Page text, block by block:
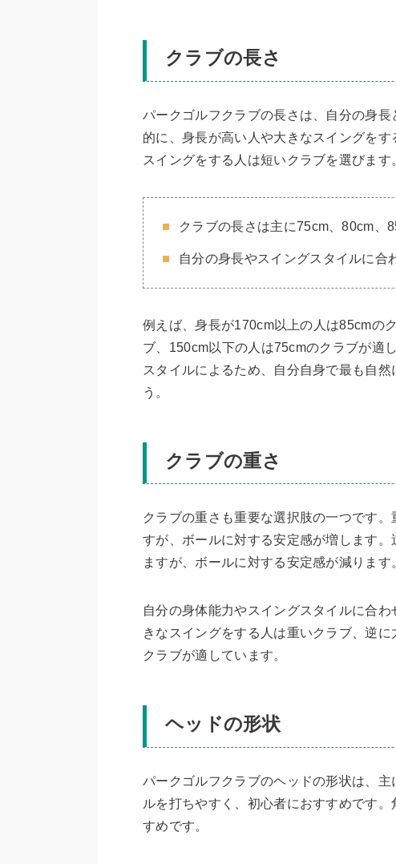
クラブの長さ
パークゴルフクラブの長さは、自分の身
的に、身長が高い人や大きなスイングを
スイングをする人は短いクラブを選びます
クラブの長さは主に75cm、80cm、
自分の身長やスイングスタイルに合
例えば、身長が170cm以上の人は85cmの
ブ、150cm以下の人は75cmのクラブが適
スタイルによるため、自分自身で最も自
う。
クラブの重さ
クラブの重さも重要な選択肢の一つです
すが、ボールに対する安定感が増します
ますが、ボールに対する安定感が減ります
自分の身体能力やスイングスタイルに合
きなスイングをする人は重いクラブ、逆
クラブが適しています。
ヘッドの形状
パークゴルフクラブのヘッドの形状は、
ルを打ちやすく、初心者におすすめです
すめです。